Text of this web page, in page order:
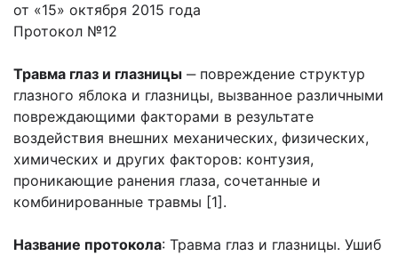
от «15» октября 2015 года
Протокол №12
Травма глаз и глазницы ‒ повреждение структур
глазного яблока и глазницы, вызванное различными
повреждающими факторами в результате
воздействия внешних механических, физических,
химических и других факторов: контузия,
проникающие ранения глаза, сочетанные и
комбинированные травмы [1].
Название протокола: Травма глаз и глазницы. Ушиб